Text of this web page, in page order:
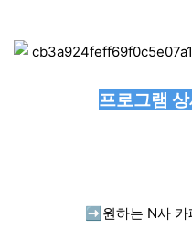
프로그램
➡️ 원하는 N사